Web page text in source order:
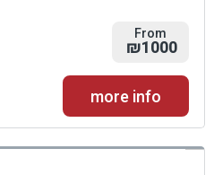
From
₪1000
more info